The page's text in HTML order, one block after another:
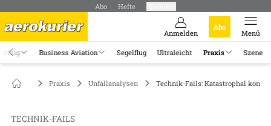
Abo Hefte
Anmelden
Abo
Menü
Business Aviation Segelflug Ultraleicht Praxis Szene
Praxis Unfallanalysen Technik-Fails: Katastrophal
TECHNIK-FAILS